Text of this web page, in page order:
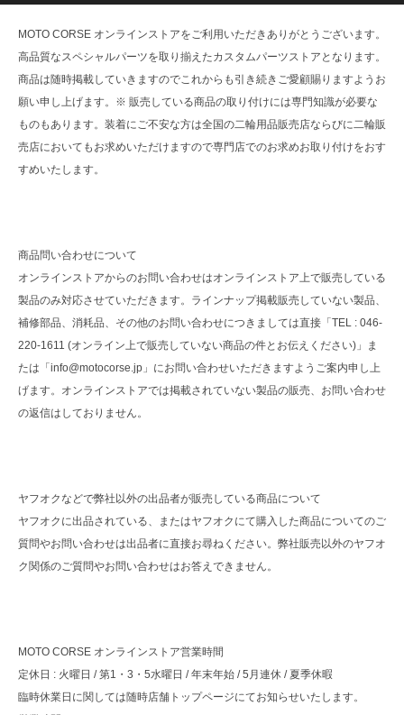
MOTO CORSE オンラインストアをご利用いただきありがとうございます。
高品質なスペシャルパーツを取り揃えたカスタムパーツストアとなります。
商品は随時掲載していきますのでこれからも引き続きご愛顧賜りますようお
願い申し上げます。※ 販売している商品の取り付けには専門知識が必要な
ものもあります。装着にご不安な方は全国の二輪用品販売店ならびに二輪販
売店においてもお求めいただけますので専門店でのお求めお取り付けをおす
すめいたします。
商品問い合わせについて
オンラインストアからのお問い合わせはオンラインストア上で販売している
製品のみ対応させていただきます。ラインナップ掲載販売していない製品、
補修部品、消耗品、その他のお問い合わせにつきましては直接「TEL : 046-
220-1611 (オンライン上で販売していない商品の件とお伝えください)」ま
たは「info@motocorse.jp」にお問い合わせいただきますようご案内申し上
げます。オンラインストアでは掲載されていない製品の販売、お問い合わせ
の返信はしておりません。
ヤフオクなどで弊社以外の出品者が販売している商品について
ヤフオクに出品されている、またはヤフオクにて購入した商品についてのご
質問やお問い合わせは出品者に直接お尋ねください。弊社販売以外のヤフオ
ク関係のご質問やお問い合わせはお答えできません。
MOTO CORSE オンラインストア営業時間
定休日 : 火曜日 / 第1・3・5水曜日 / 年末年始 / 5月連休 / 夏季休暇
臨時休業日に関しては随時店舗トップページにてお知らせいたします。